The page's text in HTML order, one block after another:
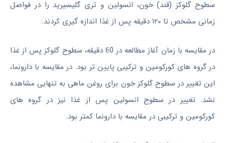
سطوح گلوکز (قند) خون، انسولین و تری گلیسیرید را در فواصل
زمانی مشخص تا ۱۲۰ دقیقه پس از غذا اندازه گیری کردند.
در مقایسه با زمان آغاز مطالعه در 60 دقیقه، سطوح گلوکز پس از غذا
در گروه های کورکومین و ترکیبی پایین تر بود. در مقایسه با دارونما،
این تغییر در سطوح گلوکز خون برای روغن ماهی به تنهایی مشاهده
نشد. تغییر در سطوح انسولین پس از غذا نیز در گروه های
کورکومین و ترکیبی در مقایسه با دارونما کمتر بود.